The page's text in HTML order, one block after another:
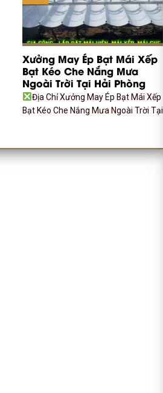
Xưởng May Ép Bạt Mái Xếp
Bạt Kéo Che Nắng Mưa
Ngoài Trời Tại Hải Phòng
Địa Chỉ Xưởng May Ép Bạt Mái Xếp
Bạt Kéo Che Nắng Mưa Ngoài Trời Tại